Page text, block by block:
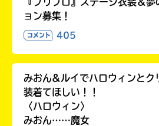
ョン募集！
コメント 405
みおん&ルイでハロウィンとク
装着てほしい！！
〈ハロウィン〉
みおん……魔女